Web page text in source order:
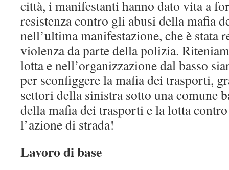
città, i manifestanti hanno dato vita a
resistenza contro gli abusi della mafia
nell’ultima manifestazione, che è stata
violenza da parte della polizia.
lotta e nell’organizzazione dal basso
per sconfiggere la mafia dei trasporti,
settori della sinistra sotto una comune
della mafia dei trasporti e la lotta
l’azione di strada!
Lavoro di base